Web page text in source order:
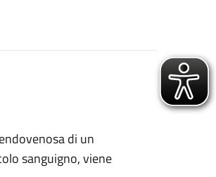
di un
sanguigno, viene